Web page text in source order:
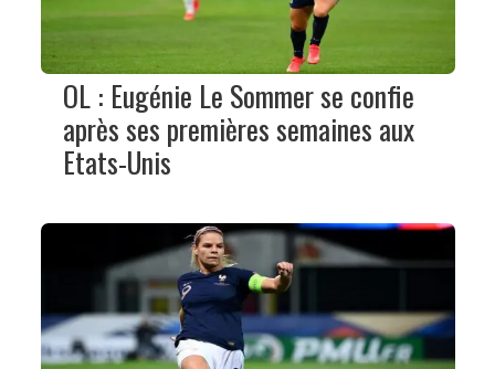
OL : Eugénie Le Sommer se confie
après ses premières semaines aux
Etats-Unis